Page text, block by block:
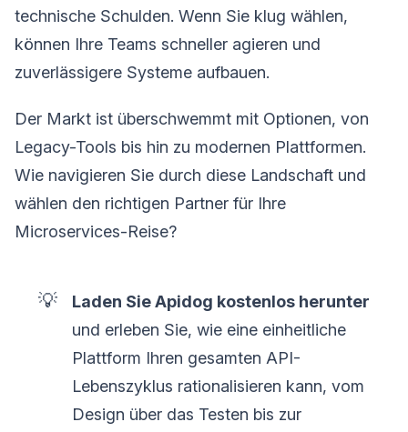
technische Schulden. Wenn Sie klug wählen,
können Ihre Teams schneller agieren und
zuverlässigere Systeme aufbauen.
Der Markt ist überschwemmt mit Optionen, von
Legacy-Tools bis hin zu modernen Plattformen.
Wie navigieren Sie durch diese Landschaft und
wählen den richtigen Partner für Ihre
Microservices-Reise?
💡
Laden Sie Apidog kostenlos herunter
und erleben Sie, wie eine einheitliche
Plattform Ihren gesamten API-
Lebenszyklus rationalisieren kann, vom
Design über das Testen bis zur